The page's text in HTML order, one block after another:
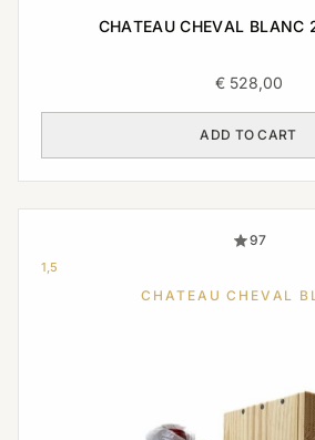
CHATEAU CHEVAL BLANC
€528,00
ADD TO CART
97
1,5
CHATEAU CHEVAL